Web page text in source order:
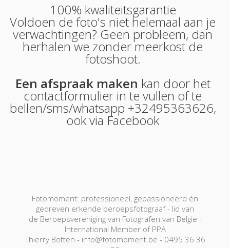
100% kwaliteitsgarantie
Voldoen de foto's niet helemaal aan je
verwachtingen? Geen probleem, dan
herhalen we zonder meerkost de
fotoshoot.
Een afspraak maken kan door het
contactformulier in te vullen of te
bellen/sms/whatsapp +32495363626,
ook via Facebook
Fotomoment: professioneel, gepassioneerd én
gedreven erkende beroepsfotograaf - lid van
de Beroepsvereniging van Fotografen van Belgie -
International Member of PPA
Thierry Botten - info@fotomoment.be - 0495 36 36